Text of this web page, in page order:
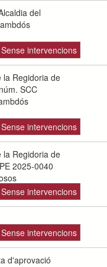
del
Sense intervencions
la Regidoria de
SCC
Sense intervencions
la Regidoria de
2025-0040
Sense intervencions
Sense intervencions
d'aprovació